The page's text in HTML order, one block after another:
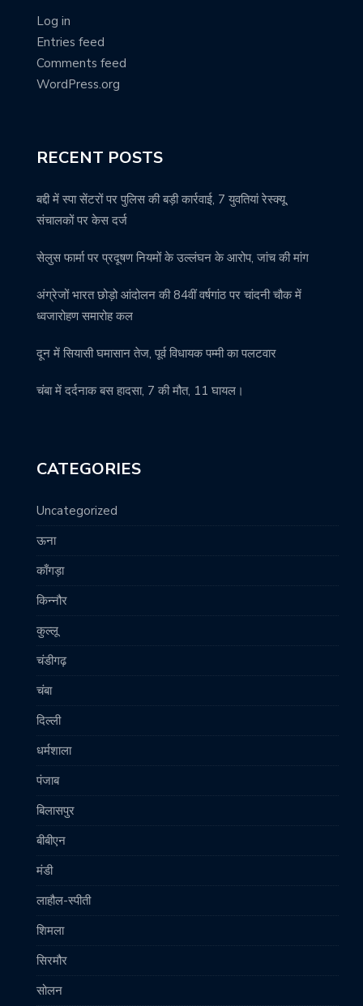
Log in
Entries feed
Comments feed
WordPress.org
RECENT POSTS
बद्दी में स्पा सेंटरों पर पुलिस की बड़ी कार्रवाई, 7 युवतियां रेस्क्यू,
संचालकों पर केस दर्ज
सेलुस फार्मा पर प्रदूषण नियमों के उल्लंघन के आरोप, जांच की मांग
अंग्रेजों भारत छोड़ो आंदोलन की 84वीं वर्षगांठ पर चांदनी चौक में
ध्वजारोहण समारोह कल
दून में सियासी घमासान तेज, पूर्व विधायक पम्मी का पलटवार
चंबा में दर्दनाक बस हादसा, 7 की मौत, 11 घायल।
CATEGORIES
Uncategorized
ऊना
काँगड़ा
किन्नौर
कुल्लू
चंडीगढ़
चंबा
दिल्ली
धर्मशाला
पंजाब
बिलासपुर
बीबीएन
मंडी
लाहौल-स्पीती
शिमला
सिरमौर
सोलन